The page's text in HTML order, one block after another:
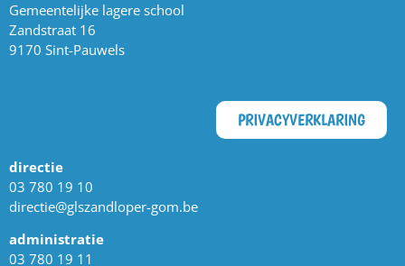
Gemeentelijke lagere school
Zandstraat 16
9170 Sint-Pauwels
PRIVACYVERKLARING
directie
03 780 19 10
directie@glszandloper-gom.be
administratie
03 780 19 11